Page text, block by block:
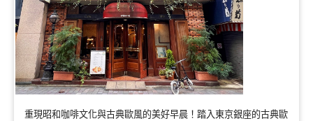
重現昭和咖啡文化與古典歐風的美好早晨！踏入東京銀座的古典歐